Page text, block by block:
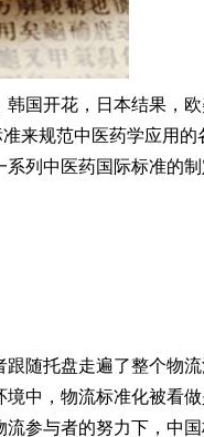
国开花，日本结果，
来规范中医药学应用
列中医药国际标准的
随托盘走遍了整个物
中，物流标准化被看
参与者的努力下，中国